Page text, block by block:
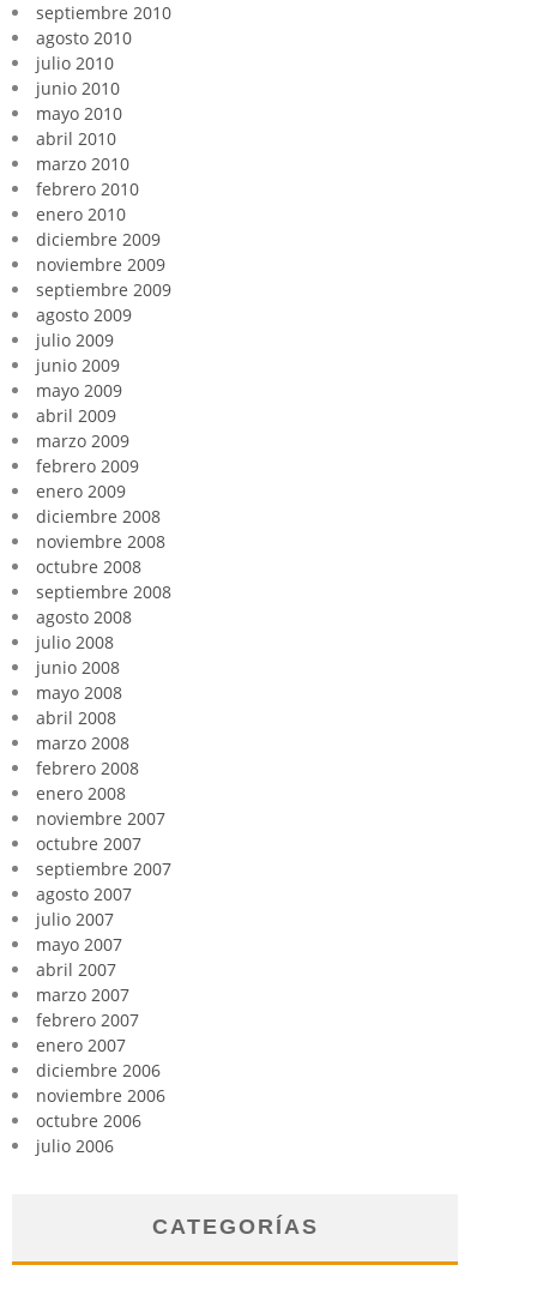
septiembre 2010
agosto 2010
julio 2010
junio 2010
mayo 2010
abril 2010
marzo 2010
febrero 2010
enero 2010
diciembre 2009
noviembre 2009
septiembre 2009
agosto 2009
julio 2009
junio 2009
mayo 2009
abril 2009
marzo 2009
febrero 2009
enero 2009
diciembre 2008
noviembre 2008
octubre 2008
septiembre 2008
agosto 2008
julio 2008
junio 2008
mayo 2008
abril 2008
marzo 2008
febrero 2008
enero 2008
noviembre 2007
octubre 2007
septiembre 2007
agosto 2007
julio 2007
mayo 2007
abril 2007
marzo 2007
febrero 2007
enero 2007
diciembre 2006
noviembre 2006
octubre 2006
julio 2006
CATEGORÍAS